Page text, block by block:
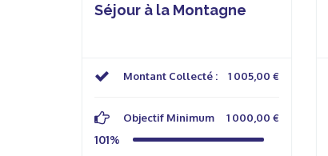
Séjour à la Montagne
Montant Collecté : 1 005,00 €
Objectif Minimum 1 000,00 €
101%